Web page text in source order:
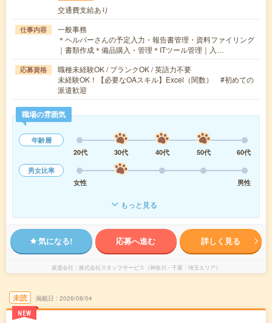
交通費支給あり
仕事内容
一般事務
＊ヘルパーさんの予定入力・報告書管理・資料ファイリング
｜書類作成＊備品購入・管理＊ITツール管理｜入…
応募資格
職種未経験OK / ブランクOK / 英語力不要
未経験OK！【必要なOAスキル】Excel（関数） #初めての
派遣歓迎
職場の雰囲気
年齢層
20代
30代 40代 50代
60代
男女比率
女性
男性
もっと見る
気になる! 応募へ進む 詳しく見る
派遣会社 株式会社スタッフサービス（神奈川・千葉・埼玉エリア）
未読
NEW
掲載日 2026/08/04